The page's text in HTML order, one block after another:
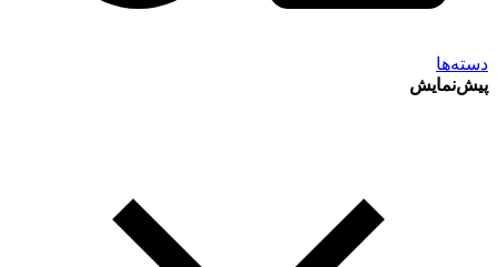
دسته‌ها
پیش‌نمایش